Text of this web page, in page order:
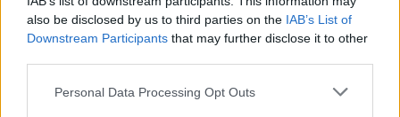
also be disclosed by us to third parties on the IAB’s List of
Downstream Participants that may further disclose it to other
Please note that this website/app uses one or more Google
Personal Data Processing Opt Outs